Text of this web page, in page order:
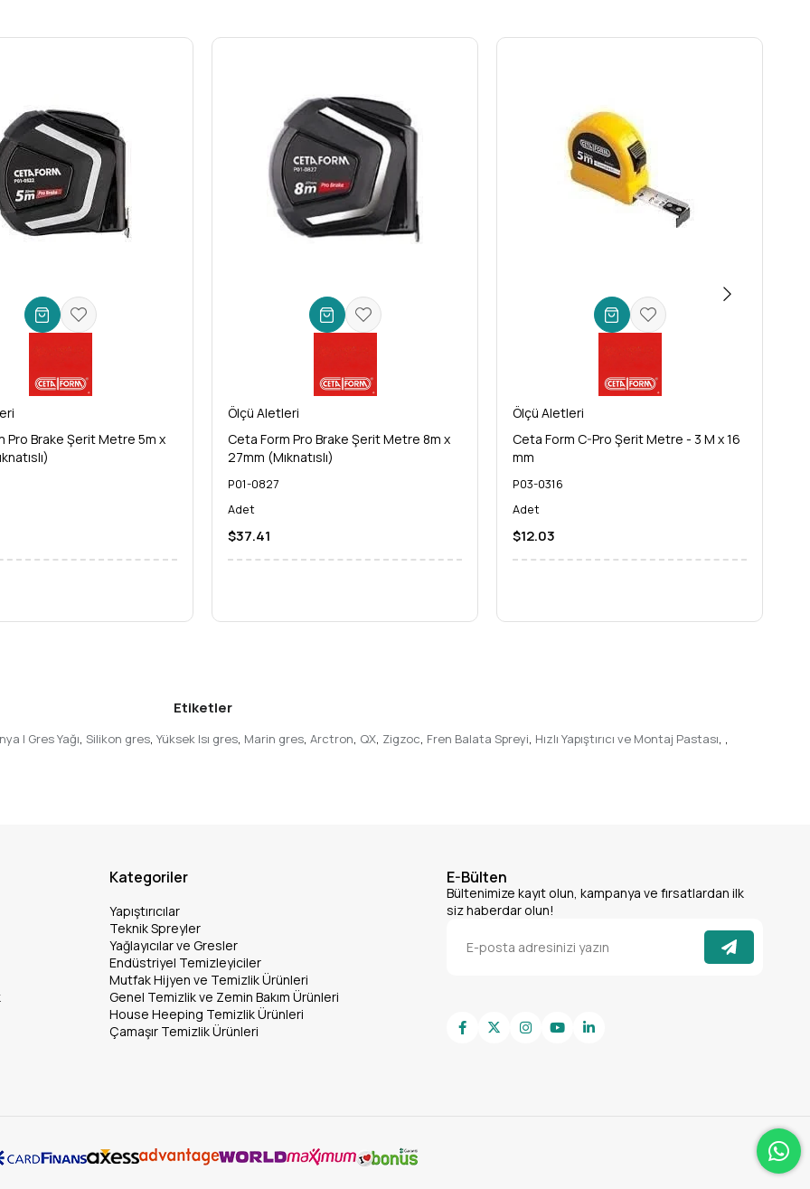
ve cırcır mekanizması, kullanıcıdan bağımsız olarak her ölçümde standart bir kuvvet uygulayarak ölçüm tutarlılığını artırır.
hurda oranlarını düşürmek ve müşteri memnuniyetini artırmak istiyorsanız, Ceta Form Mikrometre (25-50 mm)
hassasiyet
, işletmenizin rekabet gücünü artıracak ve profesyonelliğinizi pekiştirecektir. Şimdi Ceta Form
teknolojisinde fark yaratın!
Pro Brake Şerit Metre 5m x
Ölçü Aletleri
Ceta Form Pro Brake Şerit Metre 8m x
27mm (Mıknatıslı)
P01-0827
Adet
$37.41
Ölçü Aletleri
Ceta Form C-Pro Şerit Metre - 3 M x 16
mm
P03-0316
Adet
$12.03
Etiketler
| Gres Yağı, Silikon gres, Yüksek Isı gres, Marin gres, Arctron, QX, Zigzoc, Fren Balata Spreyi, Hızlı Yapıştırıcı ve Montaj Pastası, ,
Kategoriler
Yapıştırıcılar
Teknik Spreyler
Yağlayıcılar ve Gresler
Endüstriyel Temizleyiciler
Mutfak Hijyen ve Temizlik Ürünleri
Genel Temizlik ve Zemin Bakım Ürünleri
House Heeping Temizlik Ürünleri
Çamaşır Temizlik Ürünleri
E-Bülten
Bültenimize kayıt olun, kampanya ve fırsatlardan ilk
siz haberdar olun!